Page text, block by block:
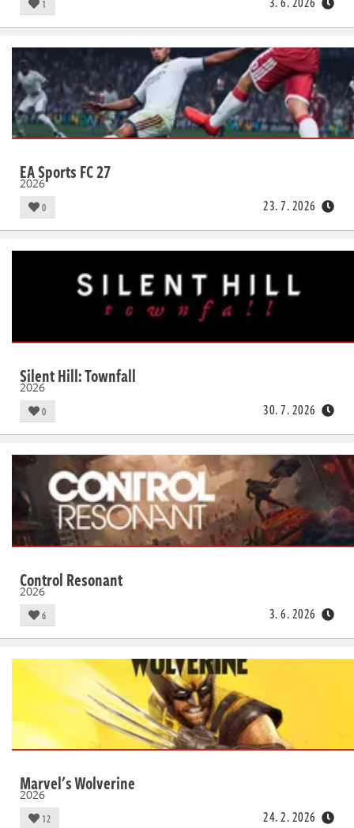
1
EA Sports FC 27
2026
0 23. 7. 2026
Silent Hill: Townfall
2026
0 30. 7. 2026
Control Resonant
2026
6 3. 6. 2026
Marvel's Wolverine
2026
12 24. 2. 2026